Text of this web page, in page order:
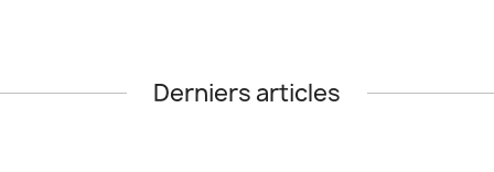
Derniers articles